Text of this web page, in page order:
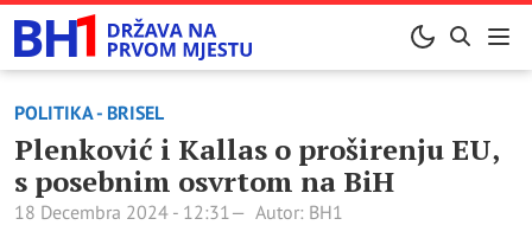
POLITIKA - BRISEL
Plenković i Kallas o proširenju EU,
s posebnim osvrtom na BiH
18 Decembra 2024 - 12:31 Autor: BH1